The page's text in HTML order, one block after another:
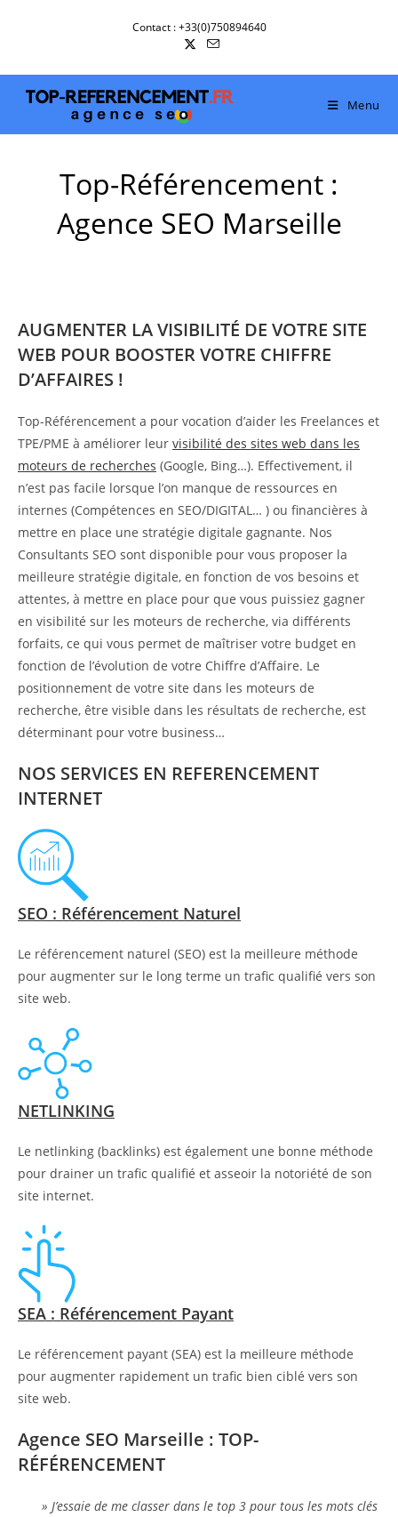
Contact : +33(0)750894640
Menu
Top-Référencement :
Agence SEO Marseille
AUGMENTER LA VISIBILITÉ DE VOTRE SITE
WEB POUR BOOSTER VOTRE CHIFFRE
D’AFFAIRES !
Top-Référencement a pour vocation d’aider les Freelances et
TPE/PME à améliorer leur visibilité des sites web dans les
moteurs de recherches (Google, Bing…). Effectivement, il
n’est pas facile lorsque l’on manque de ressources en
internes (Compétences en SEO/DIGITAL… ) ou financières à
mettre en place une stratégie digitale gagnante. Nos
Consultants SEO sont disponible pour vous proposer la
meilleure stratégie digitale, en fonction de vos besoins et
attentes, à mettre en place pour que vous puissiez gagner
en visibilité sur les moteurs de recherche, via différents
forfaits, ce qui vous permet de maîtriser votre budget en
fonction de l’évolution de votre Chiffre d’Affaire. Le
positionnement de votre site dans les moteurs de
recherche, être visible dans les résultats de recherche, est
déterminant pour votre business…
NOS SERVICES EN REFERENCEMENT
INTERNET
SEO : Référencement Naturel
Le référencement naturel (SEO) est la meilleure méthode
pour augmenter sur le long terme un trafic qualifié vers son
site web.
NETLINKING
Le netlinking (backlinks) est également une bonne méthode
pour drainer un trafic qualifié et asseoir la notoriété de son
site internet.
SEA : Référencement Payant
Le référencement payant (SEA) est la meilleure méthode
pour augmenter rapidement un trafic bien ciblé vers son
site web.
Agence SEO Marseille : TOP-
RÉFÉRENCEMENT
» J’essaie de me classer dans le top 3 pour tous les mots clés